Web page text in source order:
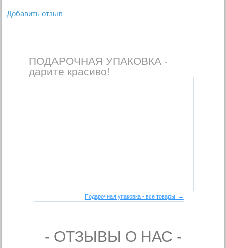
Добавить отзыв
ПОДАРОЧНАЯ УПАКОВКА -
дарите красиво!
Подарочная упаковка - все товары →
- ОТЗЫВЫ О НАС -